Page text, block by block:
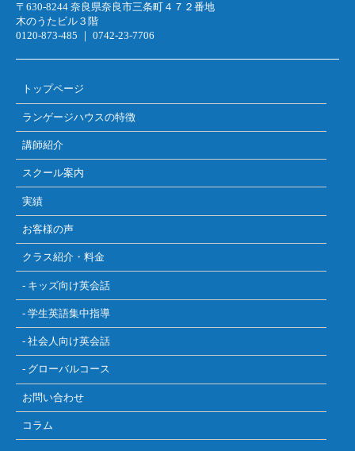
〒630-8244 奈良県奈良市三条町４７２番地
木のうたビル３階
0120-873-485 ｜ 0742-23-7706
トップページ
ランゲージハウスの特徴
講師紹介
スクール案内
実績
お客様の声
クラス紹介・料金
- キッズ向け英会話
- 学生英語集中指導
- 社会人向け英会話
- グローバルコース
お問い合わせ
コラム